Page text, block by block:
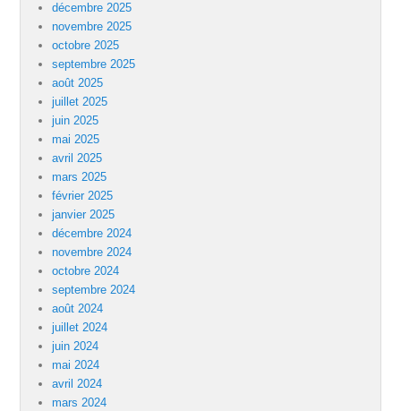
décembre 2025
novembre 2025
octobre 2025
septembre 2025
août 2025
juillet 2025
juin 2025
mai 2025
avril 2025
mars 2025
février 2025
janvier 2025
décembre 2024
novembre 2024
octobre 2024
septembre 2024
août 2024
juillet 2024
juin 2024
mai 2024
avril 2024
mars 2024